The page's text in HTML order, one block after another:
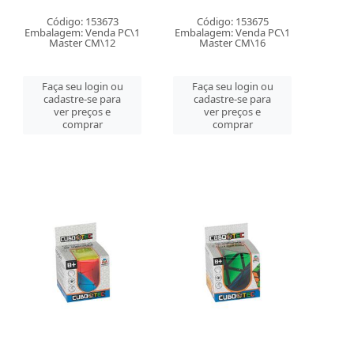
Código: 153673
Embalagem: Venda PC\1
Master CM\12
Faça seu login ou
cadastre-se para
ver preços e
comprar
Código: 153675
Embalagem: Venda PC\1
Master CM\16
Faça seu login ou
cadastre-se para
ver preços e
comprar